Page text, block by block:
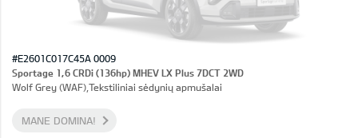
#E2601C017C45A 0009
Sportage 1,6 CRDi (136hp) MHEV LX Plus 7DCT 2WD
Wolf Grey (WAF),Tekstiliniai sėdynių apmušalai
MANE DOMINA!